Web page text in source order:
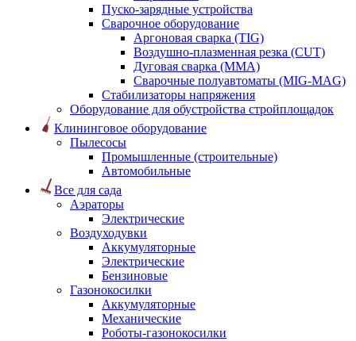
Пуско-зарядные устройства
Сварочное оборудование
Аргоновая сварка (TIG)
Воздушно-плазменная резка (CUT)
Дуговая сварка (ММА)
Сварочные полуавтоматы (MIG-MAG)
Стабилизаторы напряжения
Оборудование для обустройства стройплощадок
Клининговое оборудование
Пылесосы
Промышленные (строительные)
Автомобильные
Все для сада
Аэраторы
Электрические
Воздуходувки
Аккумуляторные
Электрические
Бензиновые
Газонокосилки
Аккумуляторные
Механические
Роботы-газонокосилки